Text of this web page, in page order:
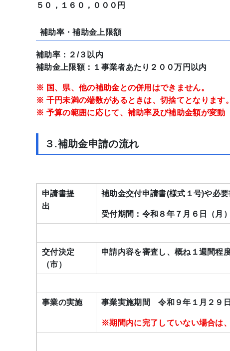
５０，１６０，０００円
補助率・補助金上限額
補助率：２/３以内
補助金上限額：１事業者あたり２００万円以内
※ 国、県、他の補助金との併用はできません。
※ 千円未満の端数があるときは、切捨てとなります。
※ 予算の範囲に応じて、補助率及び補助金額が変動
３.補助金申請の流れ
申請書提
出
補助金交付申請書(様式１号)や必
受付期間：令和８年７月６日（月
交付決定
（市）
申請内容を審査し、概ね１週間程
事業の実施 事業実施期間 令和９年１月２９
※期間内に完了していない場合は